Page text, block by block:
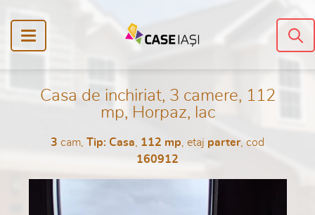
Casa de inchiriat, 3 camere, 112
mp, Horpaz, lac
3 cam, Tip: Casa 112 mp , etaj parter, cod
160912